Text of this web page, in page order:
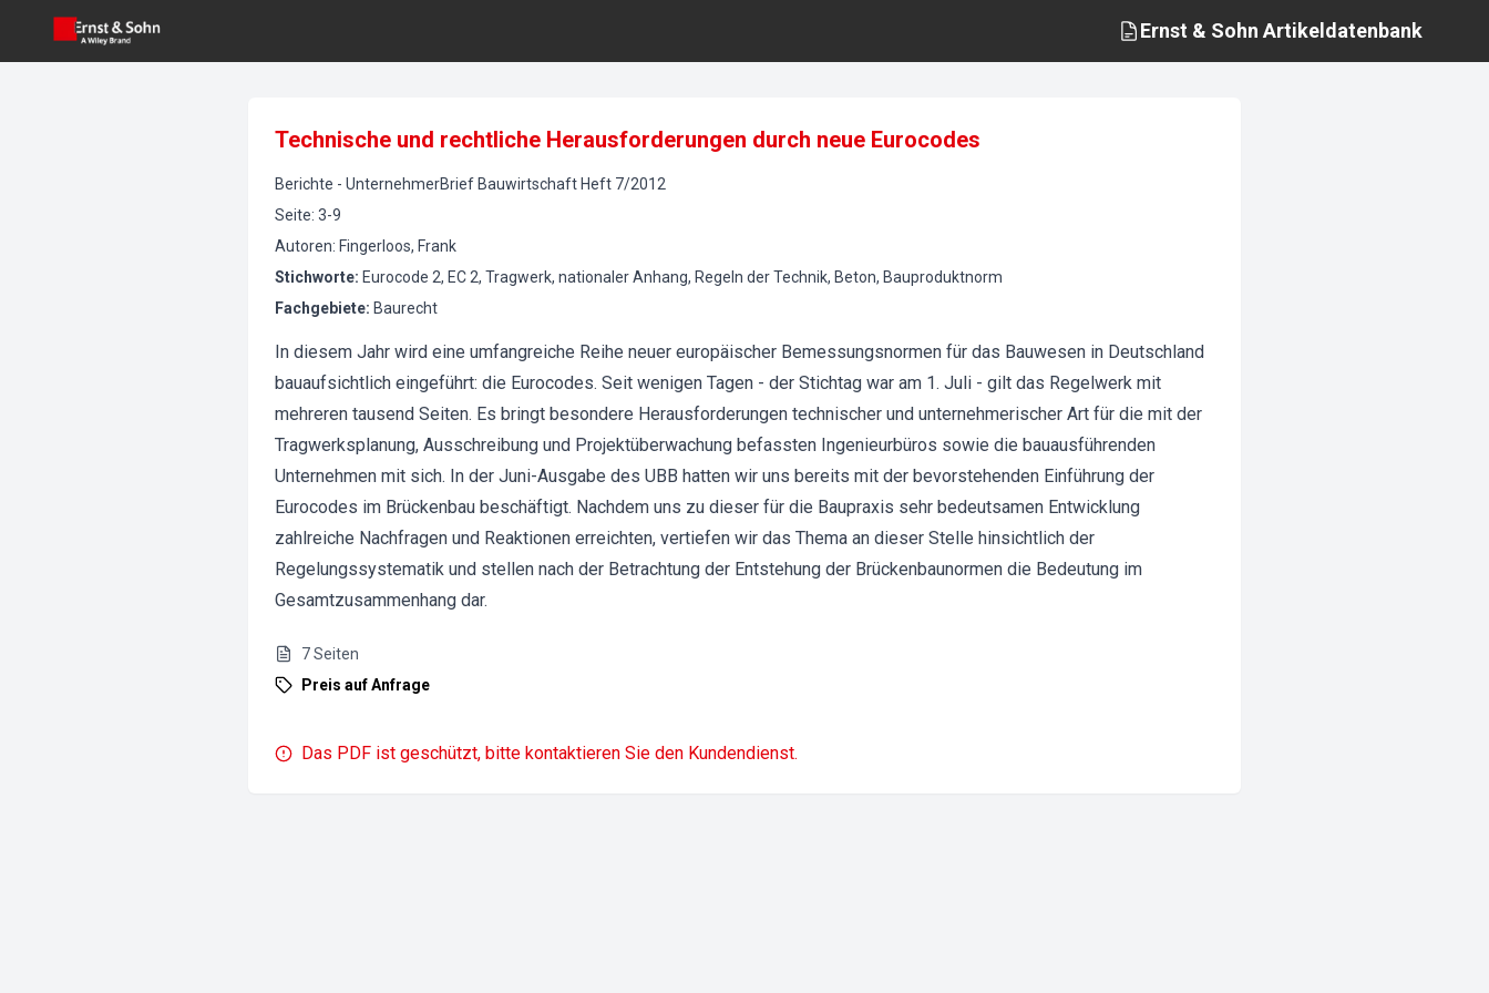
Ernst & Sohn Artikeldatenbank
Technische und rechtliche Herausforderungen durch neue Eurocodes
Berichte - UnternehmerBrief Bauwirtschaft Heft 7/2012
Seite: 3-9
Autoren: Fingerloos, Frank
Stichworte: Eurocode 2, EC 2, Tragwerk, nationaler Anhang, Regeln der Technik, Beton, Bauproduktnorm
Fachgebiete: Baurecht
In diesem Jahr wird eine umfangreiche Reihe neuer europäischer Bemessungsnormen für das Bauwesen in Deutschland
bauaufsichtlich eingeführt: die Eurocodes. Seit wenigen Tagen - der Stichtag war am 1. Juli - gilt das Regelwerk mit
mehreren tausend Seiten. Es bringt besondere Herausforderungen technischer und unternehmerischer Art für die mit der
Tragwerksplanung, Ausschreibung und Projektüberwachung befassten Ingenieurbüros sowie die bauausführenden
Unternehmen mit sich. In der Juni-Ausgabe des UBB hatten wir uns bereits mit der bevorstehenden Einführung der
Eurocodes im Brückenbau beschäftigt. Nachdem uns zu dieser für die Baupraxis sehr bedeutsamen Entwicklung
zahlreiche Nachfragen und Reaktionen erreichten, vertiefen wir das Thema an dieser Stelle hinsichtlich der
Regelungssystematik und stellen nach der Betrachtung der Entstehung der Brückenbaunormen die Bedeutung im
Gesamtzusammenhang dar.
7Seiten
Preis auf Anfrage
Das PDF ist geschützt, bitte kontaktieren Sie den Kundendienst.